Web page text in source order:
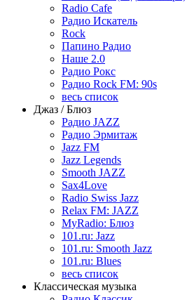
Radio Cafe
Радио Искатель
Rock
Папино Радио
Наше 2.0
Радио Рокс
Радио Rock FM: 90s
весь список
Джаз / Блюз
Радио JAZZ
Радио Эрмитаж
Jazz FM
Jazz Legends
Smooth JAZZ
Sax4Love
Radio Swiss Jazz
Relax FM: JAZZ
MyRadio: Блюз
101.ru: Jazz
101.ru: Smooth Jazz
101.ru: Blues
весь список
Классическая музыка